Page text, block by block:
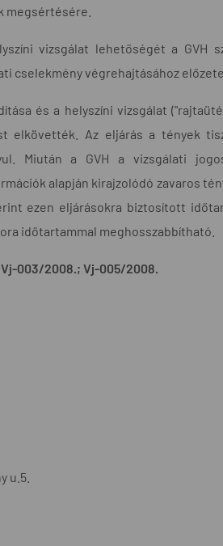
megsértésére.
vizsgálat lehetőségét a GVH
cselekmény végrehajtásához
és a helyszíni vizsgálat
elkövették. Az eljárás a tények
Miután a GVH a vizsgálati
alapján kirajzolódó zavaros
ezen eljárásokra biztosított
időtartammal meghosszabbítható.
Vj-003/2008.; Vj-005/2008.
u.5.